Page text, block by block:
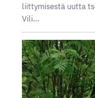
liittymisestä uutta
Vili…